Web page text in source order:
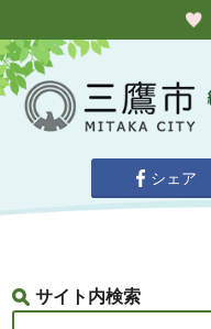
シェア
サイト内検索